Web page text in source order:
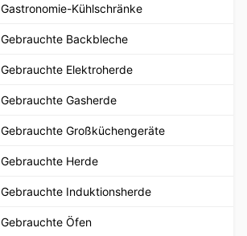
Gastronomie-Kühlschränke
Gebrauchte Backbleche
Gebrauchte Elektroherde
Gebrauchte Gasherde
Gebrauchte Großküchengeräte
Gebrauchte Herde
Gebrauchte Induktionsherde
Gebrauchte Öfen